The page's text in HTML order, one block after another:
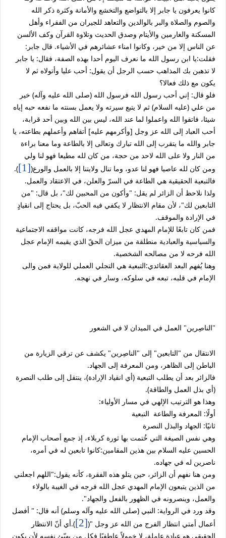
كانوا يعرفون يا جابر إلا بالتواضع والتخشع والأمانة وكثرة ذكر الله
والصوم والصلاة والبر بالوالدين والتعاهد للجيران من الفقراء وأهل
المسكنة والغارمين والأيتام وصدق الحديث وتلاوة القرآن وكف الألسن
عن الناس إلا من خير، وكانوا امناء عشائرهم في الأشياء. قال جابر:
فقلت:يا ابن رسول الله ما نعرف اليوم أحدا بهذه الصفة، فقال: يا جابر
لا تذهبن بك المذاهب حسب الرجل أن يقول: أحب عليا وأتولاه ثم لا
يكون مع ذلك فعالا؟
فلو قال: إني أحب رسول الله فرسول الله (صلى الله عليه وآله) خير
من علي (عليه السلام) ثم لا يتبع سيرته ولا يعمل بسنته ما نفعه حبه إياه
شيئا، فاتقوا الله واعملوا لما عند الله، ليس بين الله وبين أحد قرابة،
أحب العباد إلى الله عز وجل [وأكرمهم عليه] أتقاهم وأعملهم بطاعته، يا
جابر والله ما يتقرب إلى الله تبارك وتعالى إلا بالطاعة وما معنا براءة
من النار ولا على الله لاحد من حجة، من كان لله مطيعا فهو لنا ولي
ومن كان لله عاصيا فهو لنا عدو، وما تنال ولايتنا إلا بالعمل والورع([1]
).
فالتبعية الحقيقية هي الطاعة في السرّ والعلن، في الاعتقاد والعمل.
ولذا نلاحظ أن الزائر لم يقل: "وأكون من المحبين لك"، بل قال: "من
التابعين لك"، لأن مقام الانتظار لا يكفي فيه الحبّ، بل يحتاج إلى انقيادٍ
في الإرادة والموقف.
فمن كان تابعًا للإمام المهدي عجل الله فرجه، كانت مواقفه الاجتماعية
والسياسية والعبادية منطلقة من ميزان الحقّ الذي يقيمه الإمام عجل
الله فرحه لا من مصالحه الشخصية.
وهنا يُفهم البعد العقائدي:التبعية هي التجلي العملي للولاية فمن والى
الإمام في قلبه، تبعه في سلوكه، وسار في نهجه.
"الناصِرين" العمل في الميدان لا في الشعور
الانتقال من "التابعين" إلى "الناصِرين" يكشف عن ترقي الزيارة من
الباطن إلى الظاهر، ومن المعرفة إلى الجهاد.
فالزائر بعد أن يطلب التبعية (أي انقياد الإرادة)، ينتقل إلى طلب النصرة
(أي بذل العمل والطاقة).
وهذا هو الترتيب الإلهي في مسار الأولياء:
أولًا: المعرفة والطاعة التبعية
ثانيًا: الجهاد والبذل النصرة
وهي نفس الصيغة التي خُتمت بها ثورة كربلاء، إذ جمع أصحاب الإمام
الحسين عليه السلام بين هذين المقامين:كانوا تابعين له في أمره،
ناصرين له في جهاده.
ومن هنا نفهم أن الزائر، حين يتلو هذه الفقرة، كأنه يقول:"اللهم اجعلني
من الذين يتبعون الإمام المهدي عجل الله فرجه في الغيبة بالولاء
والعمل، وينصرونه في الظهور بالفعل والجهاد".
وقد ورد في الرواية: النبي (صلى الله عليه وآله وسلم) أنه قال: " أفضل
أعمال أمتي انتظار الفرج من الله عز وجل "([2]).أي أنّ الانتظار
الحقيقي هو عبادة عاملة، لا خمولاً عاطفيًا فكل من يهيّئ نفسه لأن يكون